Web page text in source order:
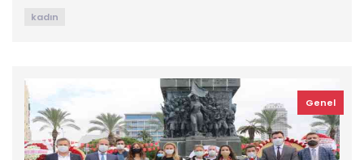
kadın
Genel